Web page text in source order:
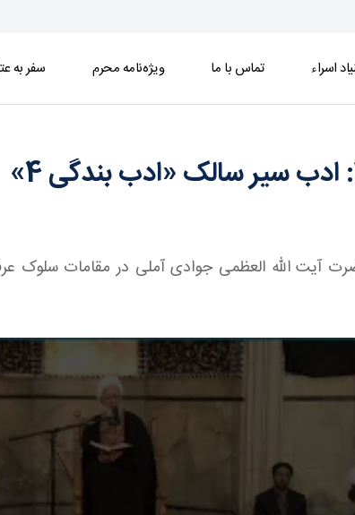
اسراء تماس با ما ویژه‌نامه محرم سفر به
آیت الله العظمی جوادی آملی در مقامات سلوک